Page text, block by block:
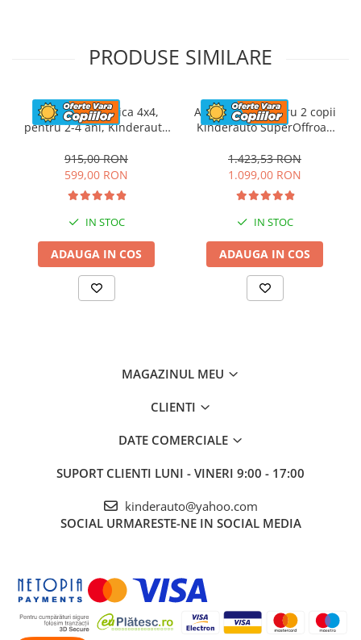
PRODUSE SIMILARE
Masinuta electrica 4x4,
pentru 2-4 ani, Kinderauto
tapitat, culoare albastra
915,00 RON
599,00 RON
IN STOC
ADAUGA IN COS
ATV electric pentru 2 copii
Kinderauto SuperOffroad
albastru
1.423,53 RON
1.099,00 RON
IN STOC
ADAUGA IN COS
MAGAZINUL MEU
CLIENTI
DATE COMERCIALE
SUPORT CLIENTI LUNI - VINERI 9:00 - 17:00
kinderauto@yahoo.com
SOCIAL URMARESTE-NE IN SOCIAL MEDIA